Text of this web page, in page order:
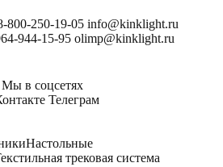
800-250-19-05 info@kinklight.ru
944-15-95 olimp@kinklight.ru
Мы в соцсетях
Телеграм
Настольные
трековая система